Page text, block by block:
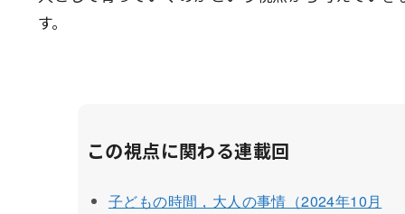
す。
この視点に関わる連載回
子どもの時間，大人の事情（2024年10月